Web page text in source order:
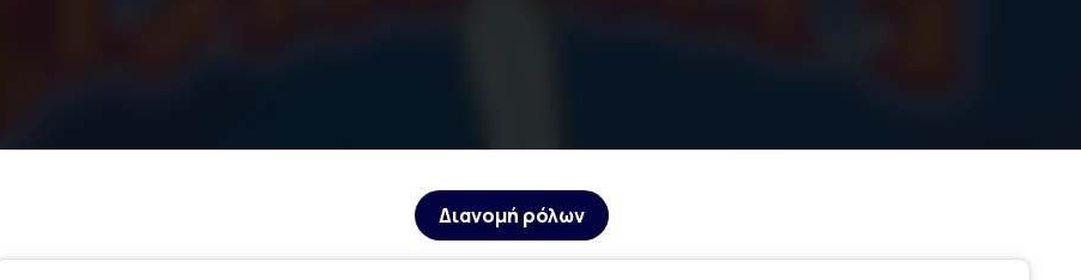
Διανομή ρόλων